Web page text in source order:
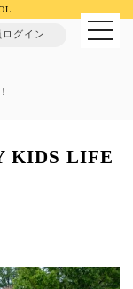
グイン
MENU
KIDS LIFE